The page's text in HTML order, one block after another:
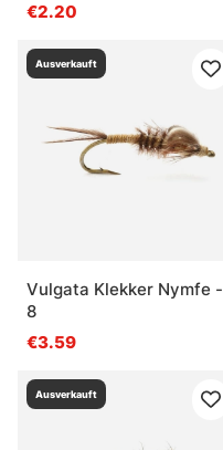
€2.20
Ausverkauft
Vulgata Klekker Nymfe -
8
€3.59
Ausverkauft